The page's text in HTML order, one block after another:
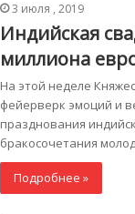
3 июля , 2019
Индийская
миллиона
На этой неделе
фейерверк эмоций и
празднования
бракосочетания
Подробнее »